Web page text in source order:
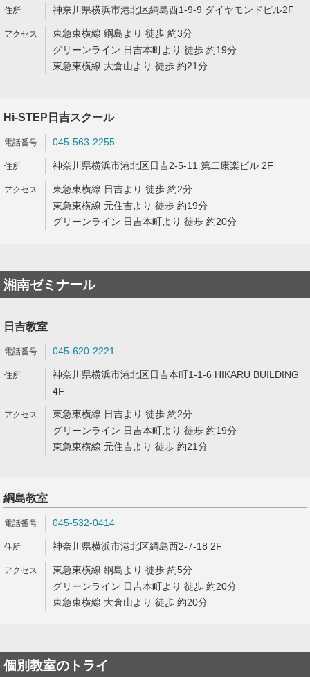
神奈川県横浜市港北区綱島西1-9-9 ダイヤモンドビル2F
東急東横線 綱島より 徒歩 約3分
グリーンライン 日吉本町より 徒歩 約19分
東急東横線 大倉山より 徒歩 約21分
Hi-STEP日吉スクール
045-563-2255
神奈川県横浜市港北区日吉2-5-11 第二康楽ビル 2F
東急東横線 日吉より 徒歩 約2分
東急東横線 元住吉より 徒歩 約19分
グリーンライン 日吉本町より 徒歩 約20分
湘南ゼミナール
日吉教室
045-620-2221
神奈川県横浜市港北区日吉本町1-1-6 HIKARU BUILDING
4F
東急東横線 日吉より 徒歩 約2分
グリーンライン 日吉本町より 徒歩 約19分
東急東横線 元住吉より 徒歩 約21分
綱島教室
045-532-0414
神奈川県横浜市港北区綱島西2-7-18 2F
東急東横線 綱島より 徒歩 約5分
グリーンライン 日吉本町より 徒歩 約20分
東急東横線 大倉山より 徒歩 約20分
個別教室のトライ